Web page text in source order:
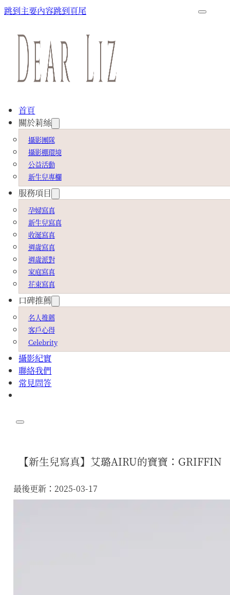
跳到主要內容跳到頁尾
首頁
關於莉絲
攝影團隊
攝影棚環境
公益活動
新生兒專欄
服務項目
孕婦寫真
新生兒寫真
收涎寫真
週歲寫真
週歲派對
家庭寫真
花束寫真
口碑推薦
名人推薦
客戶心得
Celebrity
攝影紀實
聯絡我們
常見問答
【新生兒寫真】艾璐AIRU的寶寶：GRIFFIN
最後更新：2025-03-17